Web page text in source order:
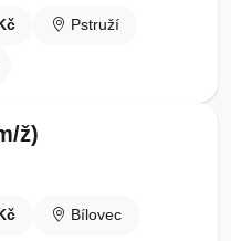
Pstruží
ž)
Bílovec